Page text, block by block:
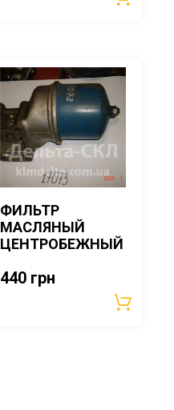
ФИЛЬТР
МАСЛЯНЫЙ
ЦЕНТРОБЕЖНЫЙ
440 грн